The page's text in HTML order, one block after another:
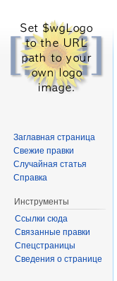
Заглавная страница
Свежие правки
Случайная статья
Справка
Инструменты
Ссылки сюда
Связанные правки
Спецстраницы
Сведения о странице